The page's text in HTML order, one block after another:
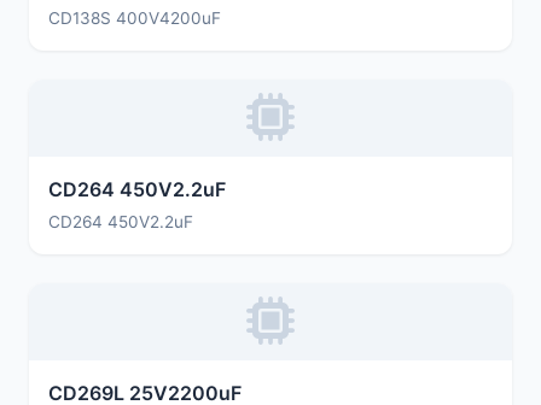
CD138S 400V4200uF
CD264 450V2.2uF
CD264 450V2.2uF
CD269L 25V2200uF